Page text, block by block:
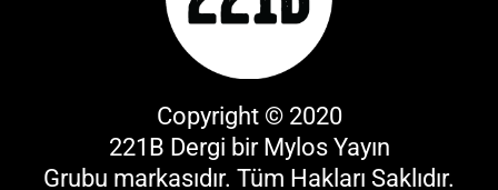
Copyright © 2020
221B Dergi bir Mylos Yayın
Grubu markasıdır. Tüm Hakları Saklıdır.